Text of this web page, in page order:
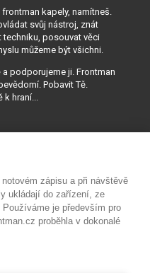
kapely, namítneš.
svůj nástroj, znát
posouvat věci
můžeme být všichni.
podporujeme ji. Frontman
Pobavit Tě.
hraní...
zápisu a při návštěvě
ukládají do zařízení, ze
je především pro
proběhla v dokonalé